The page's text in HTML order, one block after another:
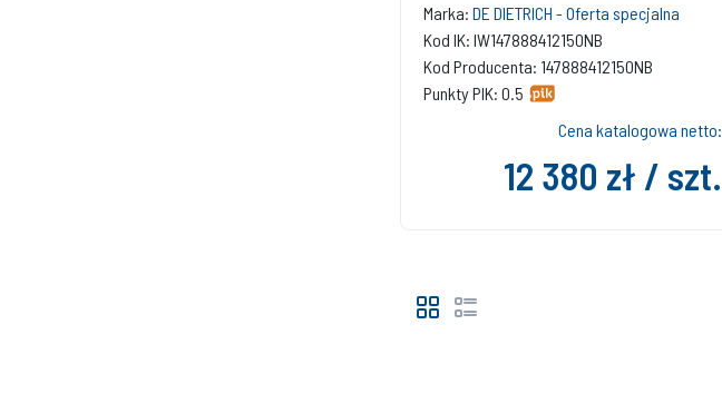
Marka: DE DIETRICH - Oferta specjalna
Kod IK: IW147888412150NB
Kod Producenta: 147888412150NB
Punkty PIK: 0.5
Cena katalogowa netto:
12 380 zł / szt.